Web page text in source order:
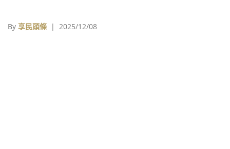
By 享民頭條 | 2025/12/08